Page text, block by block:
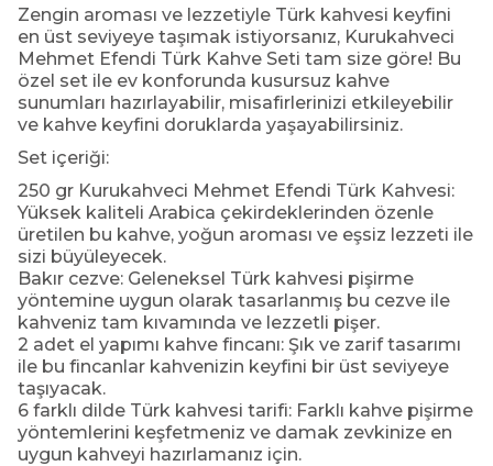
Zengin aroması ve lezzetiyle Türk kahvesi keyfini
en üst seviyeye taşımak istiyorsanız, Kurukahveci
Mehmet Efendi Türk Kahve Seti tam size göre! Bu
özel set ile ev konforunda kusursuz kahve
sunumları hazırlayabilir, misafirlerinizi etkileyebilir
ve kahve keyfini doruklarda yaşayabilirsiniz.
Set içeriği:
250 gr Kurukahveci Mehmet Efendi Türk Kahvesi:
Yüksek kaliteli Arabica çekirdeklerinden özenle
üretilen bu kahve, yoğun aroması ve eşsiz lezzeti ile
sizi büyüleyecek.
Bakır cezve: Geleneksel Türk kahvesi pişirme
yöntemine uygun olarak tasarlanmış bu cezve ile
kahveniz tam kıvamında ve lezzetli pişer.
2 adet el yapımı kahve fincanı: Şık ve zarif tasarımı
ile bu fincanlar kahvenizin keyfini bir üst seviyeye
taşıyacak.
6 farklı dilde Türk kahvesi tarifi: Farklı kahve pişirme
yöntemlerini keşfetmeniz ve damak zevkinize en
uygun kahveyi hazırlamanız için.